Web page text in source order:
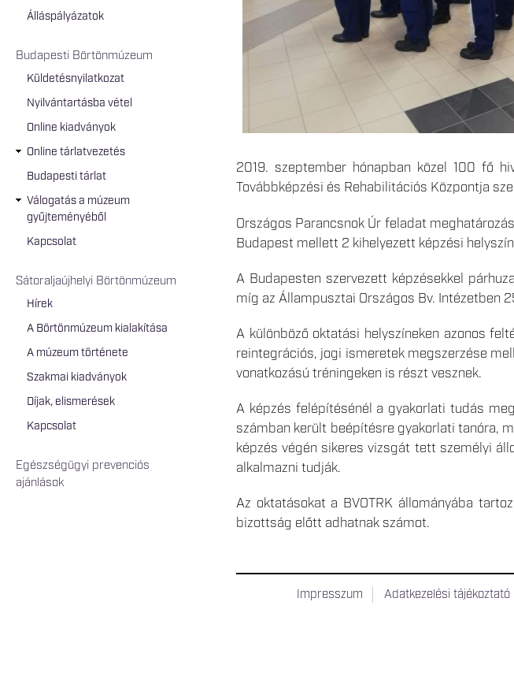
Álláspályázatok
Budapesti Börtönmúzeum
Küldetésnyilatkozat
Nyilvántartásba vétel
Online kiadványok
Online tárlatvezetés
Budapesti tárlat
Válogatás a múzeum
gyűjteményéből
Kapcsolat
Sátoraljaújhelyi Börtönmúzeum
Hírek
A Börtönmúzeum kialakítása
A múzeum története
Szakmai kiadványok
Díjak, elismerések
Kapcsolat
Egészségügyi prevenciós
ajánlások
2019. szeptember hónapban közel 100 fő
Továbbképzési és Rehabilitációs Központja
Országos Parancsnok Úr feladat
Budapest mellett 2 kihelyezett képzési
A Budapesten szervezett képzésekkel
míg az Állampusztai Országos Bv. Intézetben
A különböző oktatási helyszíneken azonos
reintegrációs, jogi ismeretek megszerzése
vonatkozású tréningeken is részt vesznek.
A képzés felépítésénél a gyakorlati tudás
számban került beépítésre gyakorlati tanóra,
képzés végén sikeres vizsgát tett személyi
alkalmazni tudják.
Az oktatásokat a BVOTRK állományába
bizottság előtt adhatnak számot.
Impresszum Adatkezelési tájékoztató